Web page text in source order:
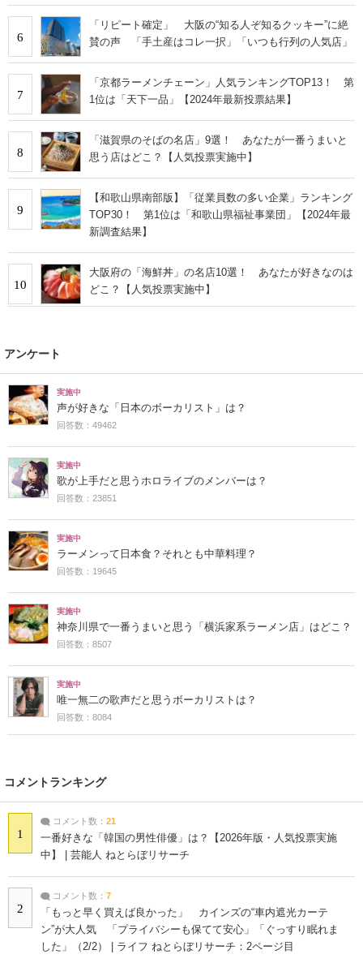
6
「リピート確定」 大阪の“知る人ぞ知るクッキー”に絶
賛の声 「手土産はコレ一択」「いつも行列の人気店」
7
「京都ラーメンチェーン」人気ランキングTOP13！ 第
1位は「天下一品」【2024年最新投票結果】
8
「滋賀県のそばの名店」9選！ あなたが一番うまいと
思う店はどこ？【人気投票実施中】
9
【和歌山県南部版】「従業員数の多い企業」ランキング
TOP30！ 第1位は「和歌山県福祉事業団」【2024年最
新調査結果】
10
大阪府の「海鮮丼」の名店10選！ あなたが好きなのは
どこ？【人気投票実施中】
アンケート
実施中
声が好きな「日本のボーカリスト」は？
回答数：49462
実施中
歌が上手だと思うホロライブのメンバーは？
回答数：23851
実施中
ラーメンって日本食？それとも中華料理？
回答数：19645
実施中
神奈川県で一番うまいと思う「横浜家系ラーメン店」はどこ？
回答数：8507
実施中
唯一無二の歌声だと思うボーカリストは？
回答数：8084
コメントランキング
1
コメント数： 21
一番好きな「韓国の男性俳優」は？【2026年版・人気投票実施
中】 | 芸能人 ねとらぼリサーチ
2
コメント数： 7
「もっと早く買えば良かった」 カインズの“車内遮光カーテ
ン”が大人気 「プライバシーも保てて安心」「ぐっすり眠れま
した」（2/2） | ライフ ねとらぼリサーチ：2ページ目